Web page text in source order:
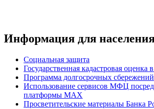
Информация для
Социальная защита
Государственная кадастровая оценка
Программа долгосрочных сбережений
Использование сервисов МФЦ
платформы MAX
Просветительские материалы Банка